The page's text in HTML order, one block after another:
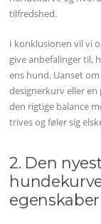
tilfredshed.
I konklusionen vil vi
give anbefalinger til,
ens hund. Uanset
designerkurv eller
den rigtige balance
trives og føler sig
2. Den
egenskaber